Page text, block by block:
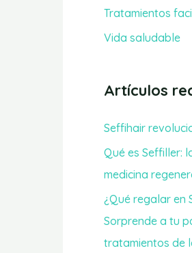
Tratamientos
Vida saludable
Artículos
Seffihair
Qué es Seffiller:
medicina
¿Qué regalar en
Sorprende a tu
tratamientos de